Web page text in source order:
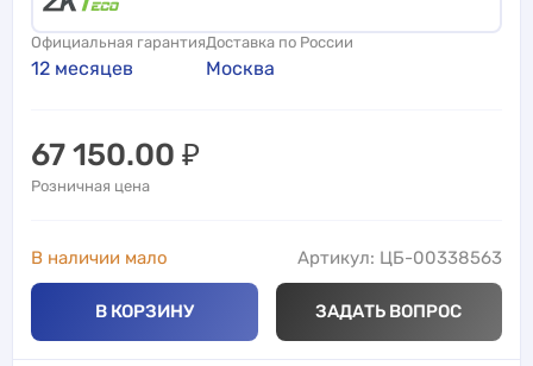
Официальная гарантия
12 месяцев
Доставка по России
Москва
67 150.00 ₽
Розничная цена
В наличии мало Артикул: ЦБ-00338563
В КОРЗИНУ ЗАДАТЬ ВОПРОС